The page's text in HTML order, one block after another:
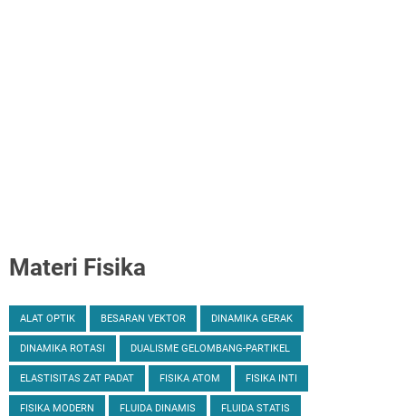
Materi Fisika
ALAT OPTIK BESARAN VEKTOR DINAMIKA GERAK
DINAMIKA ROTASI DUALISME GELOMBANG-PARTIKEL
ELASTISITAS ZAT PADAT FISIKA ATOM FISIKA INTI
FISIKA MODERN FLUIDA DINAMIS FLUIDA STATIS